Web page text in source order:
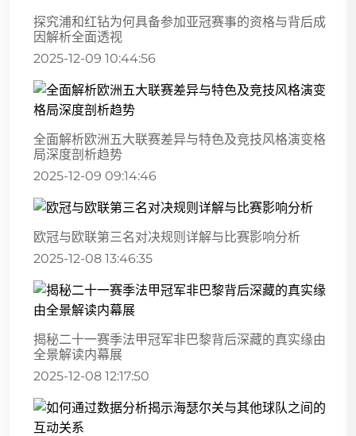
探究浦和红钻为何具备参加亚冠赛事的资格与背后成
因解析全面透视
2025-12-09 10:44:56
全面解析欧洲五大联赛差异与特色及竞技风格演变格
局深度剖析趋势
2025-12-09 09:14:46
欧冠与欧联第三名对决规则详解与比赛影响分析
2025-12-08 13:46:35
揭秘二十一赛季法甲冠军非巴黎背后深藏的真实缘由
全景解读内幕展
2025-12-08 12:17:50